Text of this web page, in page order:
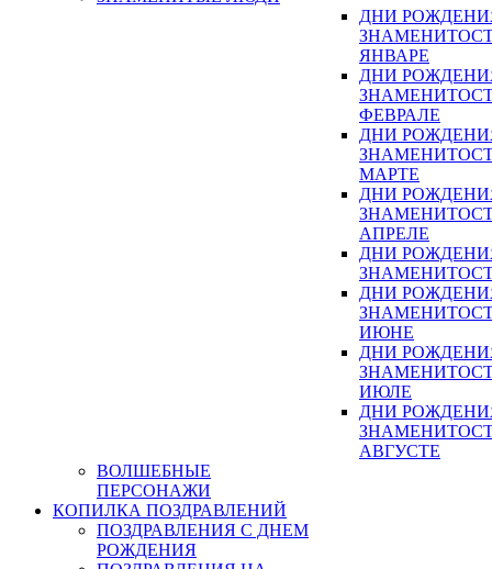
ДНИ
ЯНВАРЕ
ДНИ
ФЕВРАЛЕ
ДНИ
МАРТЕ
ДНИ
АПРЕЛЕ
ДНИ
ДНИ
ИЮНЕ
ДНИ
ИЮЛЕ
ДНИ
АВГУСТЕ
ВОЛШЕБНЫЕ
ПЕРСОНАЖИ
КОПИЛКА ПОЗДРАВЛЕНИЙ
ПОЗДРАВЛЕНИЯ С ДНЕМ
РОЖДЕНИЯ